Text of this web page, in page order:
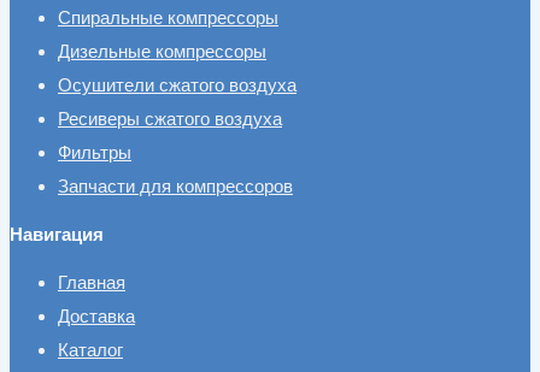
Спиральные компрессоры
Дизельные компрессоры
Осушители сжатого воздуха
Ресиверы сжатого воздуха
Фильтры
Запчасти для компрессоров
Навигация
Главная
Доставка
Каталог